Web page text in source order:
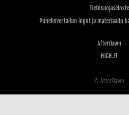
Tietosuojaseloste
Puhelinvertailun logot ja materiaalin
AfterDawn
HIGH.FI
© AfterDawn